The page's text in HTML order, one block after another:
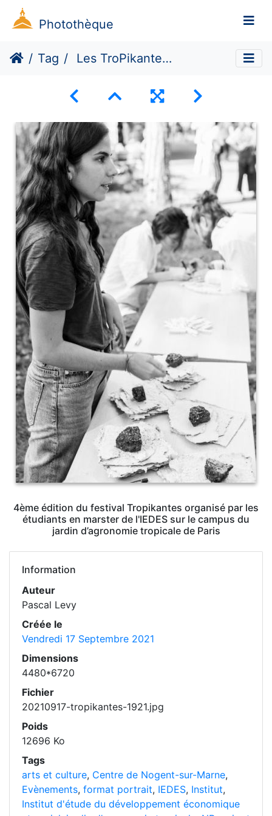
Photothèque
Tag Les TroPikantes #4 (Dé)construire demain
4ème édition du festival Tropikantes organisé par les
étudiants en marster de l'IEDES sur le campus du
jardin d’agronomie tropicale de Paris
Information
Auteur
Pascal Levy
Créée le
Vendredi 17 Septembre 2021
Dimensions
4480*6720
Fichier
20210917-tropikantes-1921.jpg
Poids
12696 Ko
Tags
arts et culture, Centre de Nogent-sur-Marne,
Evènements, format portrait, IEDES, Institut,
Institut d'étude du développement économique